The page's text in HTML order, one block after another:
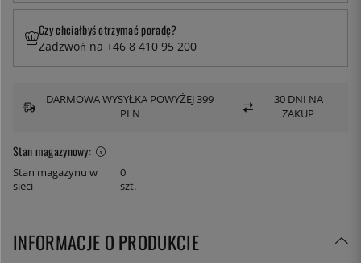
Stan magazynowy:
Stan magazynu w
sieci
0
szt.
Czy chciałbyś otrzymać poradę?
Zadzwoń na +46 8 410 95 200
DARMOWA WYSYŁKA POWYŻEJ 399
PLN
30 DNI NA
ZAKUP
INFORMACJE O PRODUKCIE